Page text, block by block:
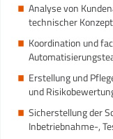
Analyse von
technischer
Koordination und
Erstellung und
und
Sicherstellung der
Inbetriebnahme-,